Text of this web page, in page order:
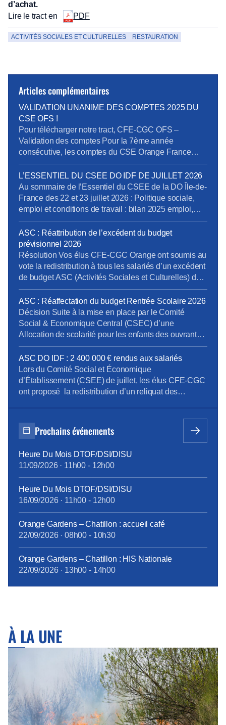
d’achat.
Lire le tract en
PDF
ACTIVITÉS SOCIALES ET CULTURELLES RESTAURATION
Articles complémentaires
VALIDATION UNANIME DES COMPTES 2025 DU
CSE OFS !
Pour télécharger notre tract, CFE-CGC OFS –
Validation des comptes Pour la 7ème année
consécutive, les comptes du CSE Orange France
Siège sont approuvés sans réserve par les
Commissaires Aux Comptes. En plus d’être le plus
généreux des CSE de l’UES Orange, nous
constatons également qu’il a sûrement été le mieux
géré car il cumule […]
L’ESSENTIEL DU CSEE DO IDF DE JUILLET 2026
Au sommaire de l’Essentiel du CSEE de la DO Île-de-
France des 22 et 23 juillet 2026 : Politique sociale,
emploi et conditions de travail : bilan 2025 emploi,
perspectives et compétences Pôle Obligations
Légales de Paris : dénonciation d’usage et mise en
conformité des déclarations des heures et périodes
d’astreinte Recrutement d’un préventeur au sein […]
ASC : Réattribution de l’excédent du budget
prévisionnel 2026
Résolution Vos élus CFE-CGC Orange ont soumis au
vote la redistribution à tous les salariés d’un excédent
de budget ASC (Activités Sociales et Culturelles) de
2.4 millions d’euros. Cette proposition a été adoptée à
la majorité. Votes POUR : CFE-CGC Orange, CFTC
et Indépendants ex-FOCom Votes CONTRE : CGT,
Sud, FOCom. La CFDT n’a pas pris part […]
ASC : Réaffectation du budget Rentrée Scolaire 2026
Décision Suite à la mise en place par le Comité
Social & Economique Central (CSEC) d’une
Allocation de scolarité pour les enfants des ouvrants-
droit poursuivant des études supérieures, les élus du
CSEE DO IDF ont décidé de réaffecter la ligne
budgétaire initialement dédiée à la prestation Rentrée
scolaire 2026 (140 000 €) vers la ligne […]
ASC DO IDF : 2 400 000 € rendus aux salariés
Lors du Comité Social et Économique
d’Établissement (CSEE) de juillet, les élus CFE-CGC
ont proposé la redistribution d’un reliquat des
CGC choisit la transparence : les chiffres, la méthode
de calcul et le résultat du vote sont détaillés […]
Prochains événements
Heure Du Mois DTOF/DSI/DISU
11/09/2026· 11h00 - 12h00
Heure Du Mois DTOF/DSI/DISU
16/09/2026· 11h00 - 12h00
Orange Gardens – Chatillon : accueil café
22/09/2026· 08h00 - 10h30
Orange Gardens – Chatillon : HIS Nationale
22/09/2026· 13h00 - 14h00
À LA UNE